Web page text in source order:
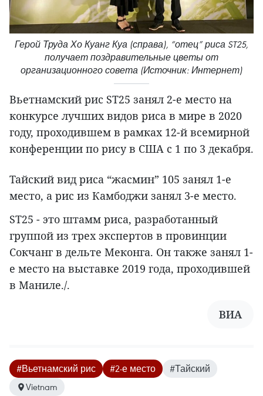
Герой Труда Хо Куанг Куа (справа), “отец” риса ST25,
получает поздравительные цветы от
организационного совета (Источник: Интернет)
Вьетнамский рис ST25 занял 2-е место на
конкурсе лучших видов риса в мире в 2020
году, проходившем в рамках 12-й всемирной
конференции по рису в США с 1 по 3 декабря.
Тайский вид риса “жасмин” 105 занял 1-е
место, а рис из Камбоджи занял 3-е место.
ST25 - это штамм риса, разработанный
группой из трех экспертов в провинции
Сокчанг в дельте Меконга. Он также занял 1-
е место на выставке 2019 года, проходившей
в Маниле./.
ВИА
#Вьетнамский рис #2-е место
#Тайский
Vietnam